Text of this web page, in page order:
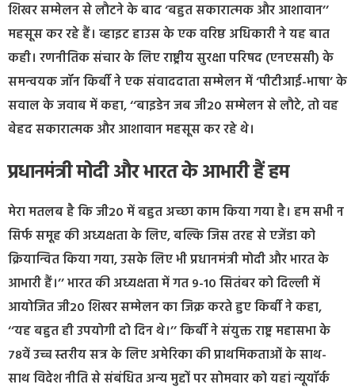
शिखर सम्मेलन से लौटने के बाद ‘बहुत सकारात्मक और आशावान’’
महसूस कर रहे हैं। व्हाइट हाउस के एक वरिष्ठ अधिकारी ने यह बात
कही। रणनीतिक संचार के लिए राष्ट्रीय सुरक्षा परिषद (एनएससी) के
समन्वयक जॉन किर्बी ने एक संवाददाता सम्मेलन में ‘पीटीआई-भाषा’ के
सवाल के जवाब में कहा, ‘‘बाइडेन जब जी20 सम्मेलन से लौटे, तो वह
बेहद सकारात्मक और आशावान महसूस कर रहे थे।
प्रधानमंत्री मोदी और भारत के आभारी हैं हम
मेरा मतलब है कि जी20 में बहुत अच्छा काम किया गया है। हम सभी न
सिर्फ समूह की अध्यक्षता के लिए, बल्कि जिस तरह से एजेंडा को
क्रियान्वित किया गया, उसके लिए भी प्रधानमंत्री मोदी और भारत के
आभारी हैं।’’ भारत की अध्यक्षता में गत 9-10 सितंबर को दिल्ली में
आयोजित जी20 शिखर सम्मेलन का जिक्र करते हुए किर्बी ने कहा,
‘‘यह बहुत ही उपयोगी दो दिन थे।’’ किर्बी ने संयुक्त राष्ट्र महासभा के
78वें उच्च स्तरीय सत्र के लिए अमेरिका की प्राथमिकताओं के साथ-
साथ विदेश नीति से संबंधित अन्य मुद्दों पर सोमवार को यहां न्यूयॉर्क